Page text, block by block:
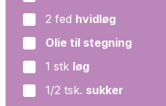
▢
2 fed hvidløg
▢
Olie til stegning
▢
1 stk løg
▢
1/2 tsk. sukker